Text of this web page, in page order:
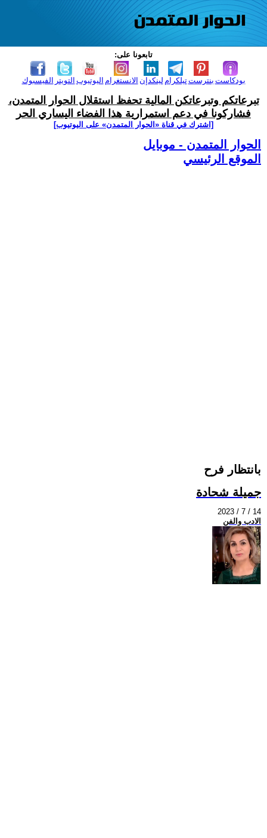
تابعونا على:
الفيسبوك التويتر اليوتيوب الانستغرام لينكدإن تيلكرامبنترست بودكاست
تبرعاتكم وتبرعاتكن المالية تحفظ استقلال الحوار المتمدن،
فشاركونا في دعم استمرارية هذا الفضاء اليساري الحر
[اشترك في قناة ‫«الحوار المتمدن» على اليوتيوب]
الحوار المتمدن - موبايل
الموقع الرئيسي
بانتظار فرح
جميلة شحادة
2023 / 7 / 14
الادب والفن